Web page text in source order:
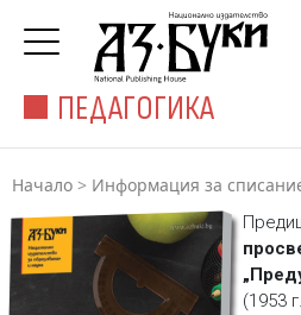
ПЕДАГОГИКА
Начало > Информация за
(1953